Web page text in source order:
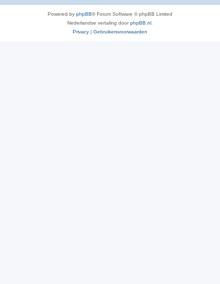
Powered by phpBB® Forum Software © phpBB Limited
Nederlandse vertaling doorphpBB.nl
Privacy | Gebruikersvoorwaarden